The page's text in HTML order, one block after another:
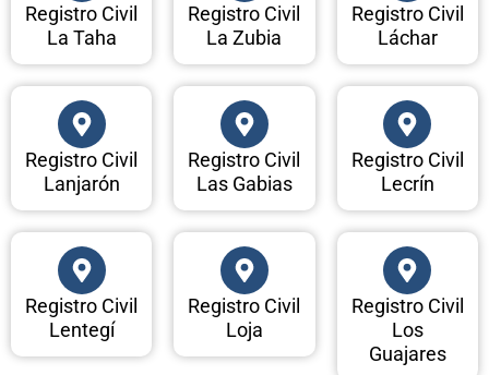
Registro Civil
La Taha
Registro Civil
La Zubia
Registro Civil
Láchar
Registro Civil
Lanjarón
Registro Civil
Las Gabias
Registro Civil
Lecrín
Registro Civil
Lentegí
Registro Civil
Loja
Registro Civil
Los
Guajares